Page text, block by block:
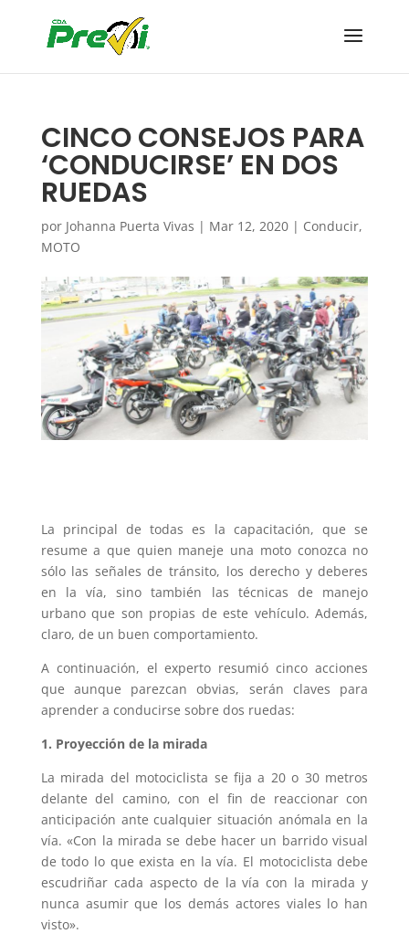
CINCO CONSEJOS PARA
‘CONDUCIRSE’ EN DOS
RUEDAS
por Johanna Puerta Vivas | Mar 12, 2020| Conducir,
MOTO
La principal de todas es la capacitación, que se
resume a que quien maneje una moto conozca no
sólo las señales de tránsito, los derecho y deberes
en la vía, sino también las técnicas de manejo
urbano que son propias de este vehículo. Además,
claro, de un buen comportamiento.
A continuación, el experto resumió cinco acciones
que aunque parezcan obvias, serán claves para
aprender a conducirse sobre dos ruedas:
1. Proyección de la mirada
La mirada del motociclista se fija a 20 o 30 metros
delante del camino, con el fin de reaccionar con
anticipación ante cualquier situación anómala en la
vía. «Con la mirada se debe hacer un barrido visual
de todo lo que exista en la vía. El motociclista debe
escudriñar cada aspecto de la vía con la mirada y
nunca asumir que los demás actores viales lo han
visto».